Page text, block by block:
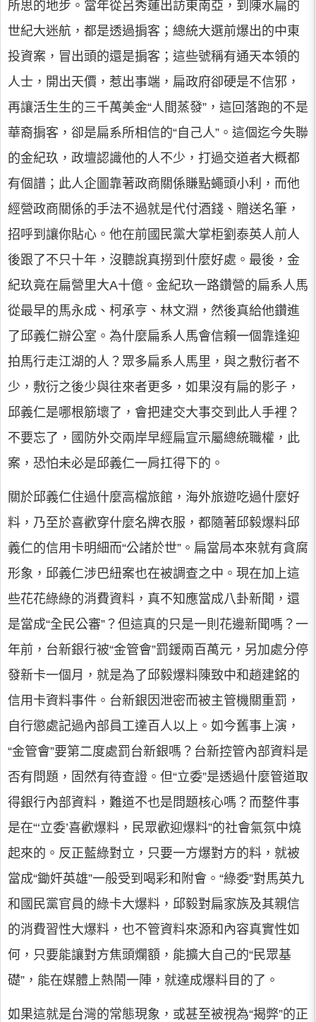
所思的地步。當年從呂秀蓮出訪東南亞，到陳水扁的
世紀大迷航，都是透過掮客；總統大選前爆出的中東
投資案，冒出頭的還是掮客；這些號稱有通天本領的
人士，開出天價，惹出事端，扁政府卻硬是不信邪，
再讓活生生的三千萬美金“人間蒸發”，這回落跑的不是
華裔掮客，卻是扁系所相信的“自己人”。這個迄今失聯
的金紀玖，政壇認識他的人不少，打過交道者大概都
有個譜；此人企圖靠著政商關係賺點蠅頭小利，而他
經營政商關係的手法不過就是代付酒錢、贈送名筆，
招呼到讓你貼心。他在前國民黨大掌柜劉泰英人前人
後跟了不只十年，沒聽說真撈到什麼好處。最後，金
紀玖竟在扁營里大A十億。金紀玖一路鑽營的扁系人馬
從最早的馬永成、柯承亨、林文淵，然後真給他鑽進
了邱義仁辦公室。為什麼扁系人馬會信賴一個靠逢迎
拍馬行走江湖的人？眾多扁系人馬里，與之敷衍者不
少，敷衍之後少與往來者更多，如果沒有扁的影子，
邱義仁是哪根筋壞了，會把建交大事交到此人手裡？
不要忘了，國防外交兩岸早經扁宣示屬總統職權，此
案，恐怕未必是邱義仁一肩扛得下的。
關於邱義仁住過什麼高檔旅館，海外旅遊吃過什麼好
料，乃至於喜歡穿什麼名牌衣服，都隨著邱毅爆料邱
義仁的信用卡明細而“公諸於世”。扁當局本來就有貪腐
形象，邱義仁涉巴紐案也在被調查之中。現在加上這
些花花綠綠的消費資料，真不知應當成八卦新聞，還
是當成“全民公審”？但這真的只是一則花邊新聞嗎？一
年前，台新銀行被“金管會”罰鍰兩百萬元，另加處分停
發新卡一個月，就是為了邱毅爆料陳致中和趙建銘的
信用卡資料事件。台新銀因泄密而被主管機關重罰，
自行懲處記過內部員工達百人以上。如今舊事上演，
“金管會”要第二度處罰台新銀嗎？台新控管內部資料是
否有問題，固然有待查證。但“立委”是透過什麼管道取
得銀行內部資料，難道不也是問題核心嗎？而整件事
是在“‘立委’喜歡爆料，民眾歡迎爆料”的社會氣氛中燒
起來的。反正藍綠對立，只要一方爆對方的料，就被
當成“鋤奸英雄”一般受到喝彩和附會。“綠委”對馬英九
和國民黨官員的綠卡大爆料，邱毅對扁家族及其親信
的消費習性大爆料，也不管資料來源和內容真實性如
何，只要能讓對方焦頭爛額，能擴大自己的“民眾基
礎”，能在媒體上熱鬧一陣，就達成爆料目的了。
如果這就是台灣的常態現象，或甚至被視為“揭弊”的正